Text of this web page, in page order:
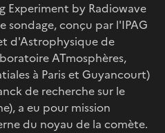
Experiment by Radiowave
sondage, conçu par l'IPAG
d'Astrophysique de
ATmosphères,
à Paris et Guyancourt)
de recherche sur le
a eu pour mission
du noyau de la comète.